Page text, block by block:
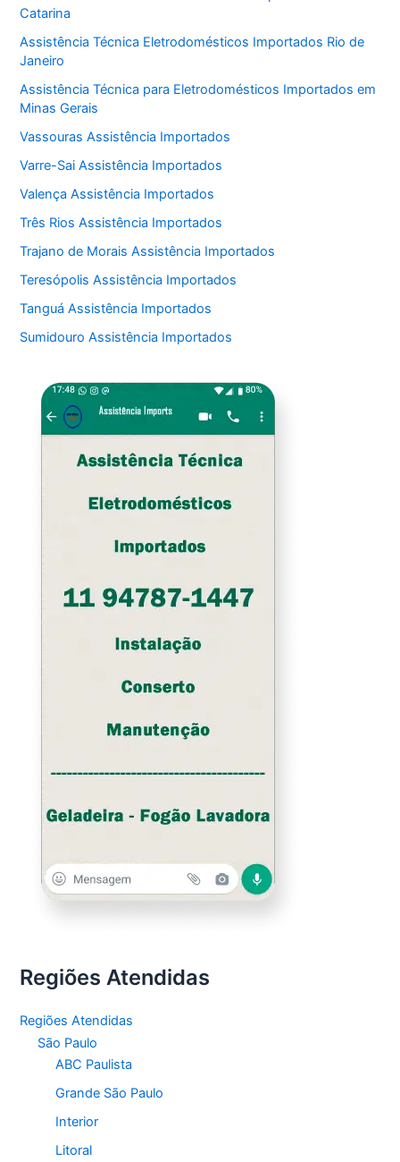
Catarina
Assistência Técnica Eletrodomésticos Importados Rio de
Janeiro
Assistência Técnica para Eletrodomésticos Importados em
Minas Gerais
Vassouras Assistência Importados
Varre-Sai Assistência Importados
Valença Assistência Importados
Três Rios Assistência Importados
Trajano de Morais Assistência Importados
Teresópolis Assistência Importados
Tanguá Assistência Importados
Sumidouro Assistência Importados
Regiões Atendidas
Regiões Atendidas
São Paulo
ABC Paulista
Grande São Paulo
Interior
Litoral